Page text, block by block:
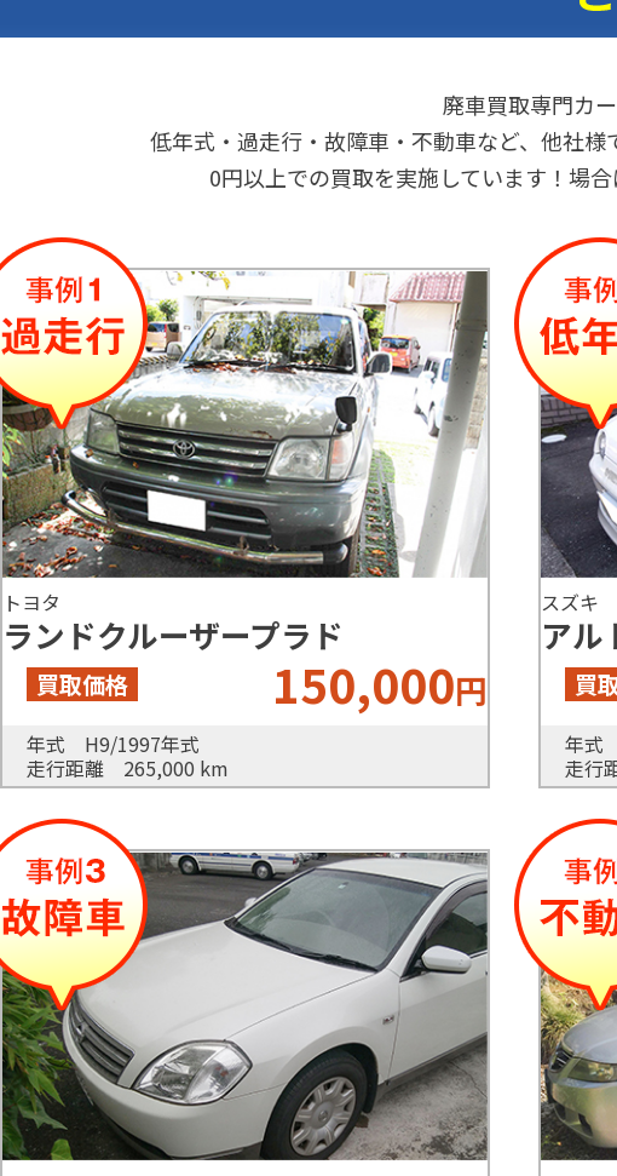
廃車買取専門カ
低年式・過走行・故障車・不動車など、他社様
0円以上での買取を実施しています！場
トヨタ
ランドクルーザープラド
150,000円
年式 H9/1997年式
走行距離 265,000 km
スズキ
アル
年式
走行